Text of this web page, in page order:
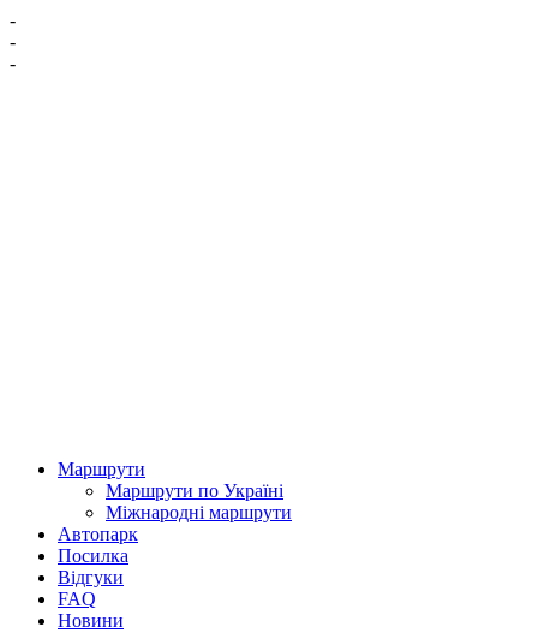
-
-
-
Маршрути
Маршрути по Україні
Міжнародні маршрути
Автопарк
Посилка
Відгуки
FAQ
Новини